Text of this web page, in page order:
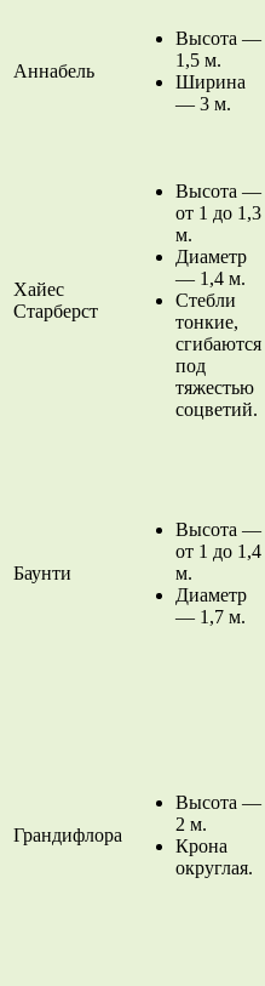
Аннабель
Высота —
1,5 м.
Ширина
— 3 м.
Хайес
Старберст
Высота —
от 1 до 1,3
м.
Диаметр
— 1,4 м.
Стебли
тонкие,
сгибаются
под
тяжестью
соцветий.
Баунти
Высота —
от 1 до 1,4
м.
Диаметр
— 1,7 м.
Грандифлора
Высота —
2 м.
Крона
округлая.